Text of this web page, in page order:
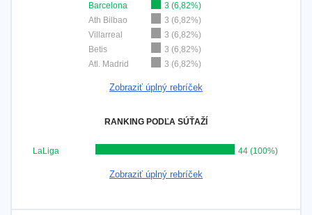
Barcelona
3 (6,82%)
Ath Bilbao
3 (6,82%)
Villarreal
3 (6,82%)
Betis
3 (6,82%)
Atl. Madrid
3 (6,82%)
Zobraziť úplný rebríček
RANKING PODĽA SÚŤAŽÍ
LaLiga 44 (100%)
Zobraziť úplný rebríček